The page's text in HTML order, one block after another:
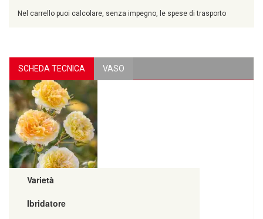
Nel carrello puoi calcolare, senza impegno, le spese di trasporto
SCHEDA TECNICA VASO
Varietà
Ibridatore